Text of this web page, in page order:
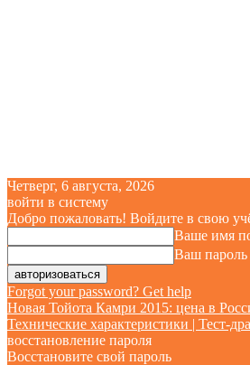
Четверг, 6 августа, 2026
войти в систему
Добро пожаловать! Войдите в свою
Ваше имя
Ваш пароль
Forgot your password? Get help
Новая Тойота Камри 2015: цена в
Технические характеристики | Тест-
восстановление пароля
Восстановите свой пароль